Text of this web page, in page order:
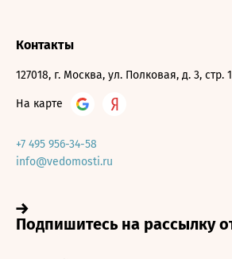
Контакты
127018, г. Москва, ул. Полковая, д. 3, стр. 1
На карте
+7 495 956-34-58
info@vedomosti.ru